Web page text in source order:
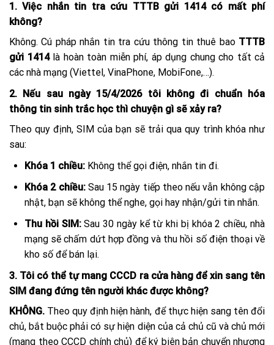
1. Việc nhắn tin tra cứu TTTB gửi 1414 có mất phí
không?
Không. Cú pháp nhắn tin tra cứu thông tin thuê bao TTTB
gửi 1414là hoàn toàn miễn phí, áp dụng chung cho tất cả
các nhà mạng (Viettel, VinaPhone, MobiFone,…).
2. Nếu sau ngày 15/4/2026 tôi không đi chuẩn hóa
thông tin sinh trắc học thì chuyện gì sẽ xảy ra?
Theo quy định, SIM của bạn sẽ trải qua quy trình khóa như
sau:
Khóa 1 chiều: Không thể gọi điện, nhắn tin đi.
Khóa 2 chiều:Sau 15 ngày tiếp theo nếu vẫn không cập
nhật, bạn sẽ không thể nghe, gọi hay nhận/gửi tin nhắn.
Thu hồi SIM:Sau 30 ngày kể từ khi bị khóa 2 chiều, nhà
mạng sẽ chấm dứt hợp đồng và thu hồi số điện thoại về
kho số để bán lại.
3. Tôi có thể tự mang CCCD ra cửa hàng để xin sang tên
SIM đang đứng tên người khác được không?
KHÔNG. Theo quy định hiện hành, để thực hiện sang tên đổi
chủ, bắt buộc phải có sự hiện diện của cả chủ cũ và chủ mới
(mang theo CCCD chính chủ) để ký biên bản chuyển nhượng